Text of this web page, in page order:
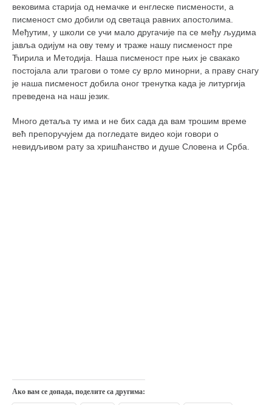
вековима старија од немачке и енглеске писмености, а
писменост смо добили од светаца равних апостолима.
Међутим, у школи се учи мало другачије па се међу људима
јавља одијум на ову тему и траже нашу писменост пре
Ћирила и Методија. Наша писменост пре њих је свакако
постојала али трагови о томе су врло минорни, а праву снагу
је наша писменост добила оног тренутка када је литургија
преведена на наш језик.
Много детаља ту има и не бих сада да вам трошим време
већ препоручујем да погледате видео који говори о
невидљивом рату за хришћанство и душе Словена и Срба.
Ако вам се допада, поделите са другима: